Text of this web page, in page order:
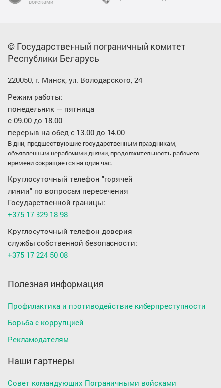
войсками
© Государственный пограничный комитет
Республики Беларусь
220050, г. Минск, ул. Володарского, 24
Режим работы:
понедельник — пятница
с 09.00 до 18.00
перерыв на обед с 13.00 до 14.00
В дни, предшествующие государственным праздникам,
объявленным нерабочими днями, продолжительность рабочего
времени сокращается на один час.
Круглосуточный телефон "горячей
линии" по вопросам пересечения
Государственной границы:
+375 17 329 18 98
Круглосуточный телефон доверия
службы собственной безопасности:
+375 17 224 50 08
Полезная информация
Профилактика и противодействие киберпреступности
Борьба с коррупцией
Рекламодателям
Наши партнеры
Совет командующих Пограничными войсками